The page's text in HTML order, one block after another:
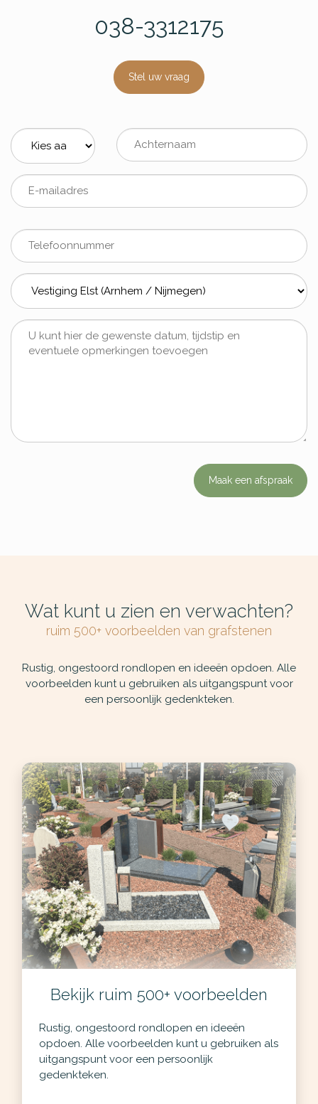
038-3312175
Stel uw vraag
Maak een afspraak
Wat kunt u zien en verwachten?
ruim 500+ voorbeelden van grafstenen
Rustig, ongestoord rondlopen en ideeën opdoen. Alle
voorbeelden kunt u gebruiken als uitgangspunt voor
een persoonlijk gedenkteken.
Bekijk ruim 500+ voorbeelden
Rustig, ongestoord rondlopen en ideeën
opdoen. Alle voorbeelden kunt u gebruiken als
uitgangspunt voor een persoonlijk
gedenkteken.